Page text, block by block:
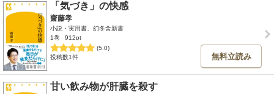
「気づき」の快感
齋藤孝
小説・実用書、幻冬舎新書
1巻
912pt
(5.0)
投稿数1件
無料立読み
甘い飲み物が肝臓を殺す